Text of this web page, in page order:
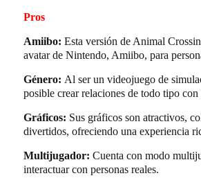
Pros
Amiibo: Esta versión de Animal
avatar de Nintendo, Amiibo, para
Género: Al ser un videojuego de
posible crear relaciones de todo tipo con
Gráficos: Sus gráficos son atractivos,
divertidos, ofreciendo una experiencia
Multijugador: Cuenta con modo
interactuar con personas reales.